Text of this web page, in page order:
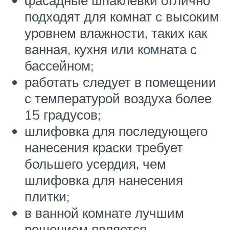
подходят для комнат с высоким
уровнем влажности, таких как
ванная, кухня или комната с
бассейном;
работать следует в помещении
с температурой воздуха более
15 градусов;
шлифовка для последующего
нанесения краски требует
большего усердия, чем
шлифовка для нанесения
плитки;
в ванной комнате лучшим